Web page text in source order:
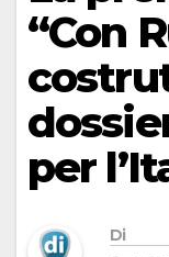
“Con
per
Di